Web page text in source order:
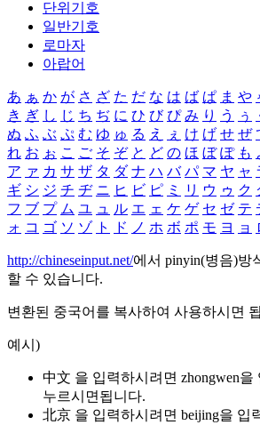
단위기호
일반기호
로마자
아랍어
あ ぁ か が さ ざ た だ な は ば ぱ ま や
き ぎ し じ ち ぢ に ひ び ぴ み り う ぅ
ぬ ふ ぶ ぷ む ゆ ゅ る え ぇ け げ せ ぜ
れ お ぉ こ ご そ ぞ と ど の ほ ぼ ぽ も
ア ァ カ サ ザ タ ダ ナ ハ バ パ マ ヤ ャ
ギ シ ジ チ ヂ ニ ヒ ビ ピ ミ リ ウ ゥ ク
フ ブ プ ム ユ ュ ル エ ェ ケ ゲ セ ゼ テ
ォ コ ゴ ソ ゾ ト ド ノ ホ ボ ポ モ ヨ ョ
http://chineseinput.net/에서 pinyin(병음)방
할 수 있습니다.
변환된 중국어를 복사하여 사용하시면
예시)
中文 을 입력하시려면 zhongwen을
누르시면됩니다.
北京 을 입력하시려면 beijing을 입